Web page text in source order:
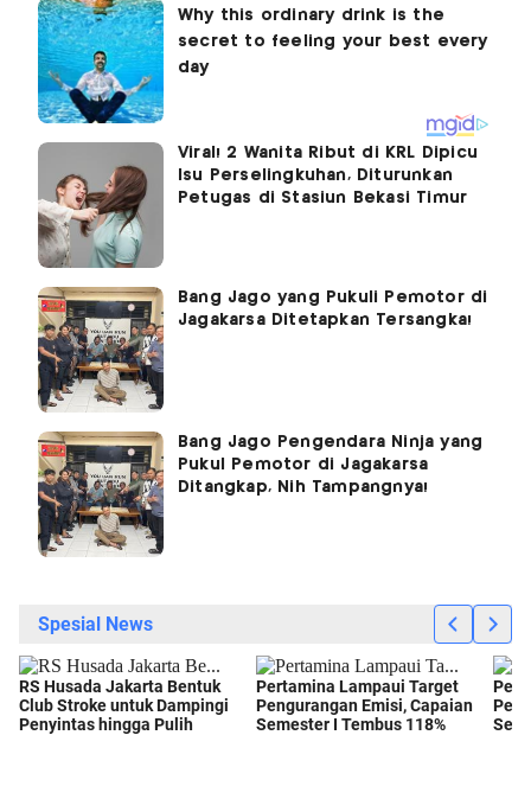
Viral! 2 Wanita Ribut di KRL Dipicu
Isu Perselingkuhan, Diturunkan
Petugas di Stasiun Bekasi Timur
Bang Jago yang Pukuli Pemotor di
Jagakarsa Ditetapkan Tersangka!
Bang Jago Pengendara Ninja yang
Pukul Pemotor di Jagakarsa
Ditangkap, Nih Tampangnya!